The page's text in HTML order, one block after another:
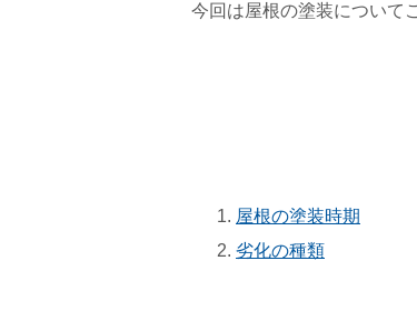
今回は屋根の塗装について
屋根の塗装時期
劣化の種類